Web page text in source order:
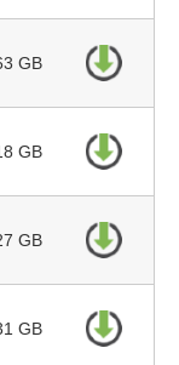
GB
GB
GB
GB